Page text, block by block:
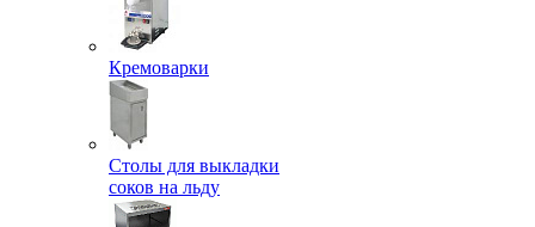
Кремоварки
Столы для выкладки
соков на льду